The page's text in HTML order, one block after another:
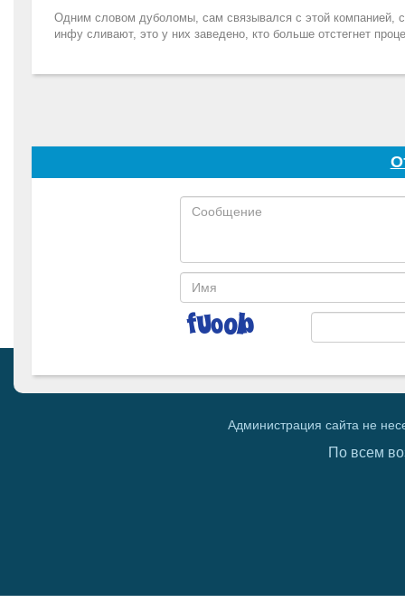
Одним словом дуболомы, сам связывался с этой
инфу сливают, это у них заведено, кто больше отстегнет
Администрация сайта не
По всем